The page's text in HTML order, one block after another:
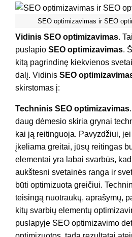
SEO optimizavimas ir SEO
Vidinis SEO optimizavimas.
puslapio SEO optimizavimas.
kitą pagrindinę kiekvienos
dalį. Vidinis SEO
skirstomas į:
Techninis SEO optimizavimas
daug dėmesio skiria grynai
kai ją reitinguoja. Pavyzdžiui,
įkeliama greitai, jūsų reitingas
elementai yra labai svarbūs,
aukštesni svetainės ranga ir
būti optimizuota greičiui.
teisingą nuotraukų, aprašymų,
kitų svarbių elementų
puslapyje SEO optimizavimo